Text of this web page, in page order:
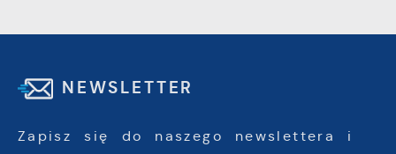
NEWSLETTER
Zapisz się do naszego newslettera i